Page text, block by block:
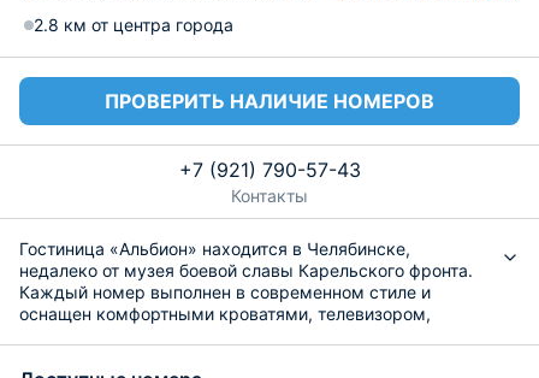
2.8 км от центра города
ПРОВЕРИТЬ НАЛИЧИЕ НОМЕРОВ
+7 (921) 790-57-43
Контакты
Гостиница «Альбион» находится в Челябинске,
недалеко от музея боевой славы Карельского фронта.
Каждый номер выполнен в современном стиле и
оснащен комфортными кроватями, телевизором,